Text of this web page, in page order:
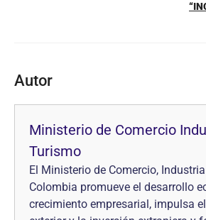
Autor
Ministerio de Comercio
Turismo
El Ministerio de Comercio,
Colombia promueve el desarrollo
crecimiento empresarial, impulsa